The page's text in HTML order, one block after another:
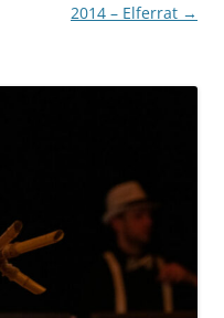
2014 – Elferrat →